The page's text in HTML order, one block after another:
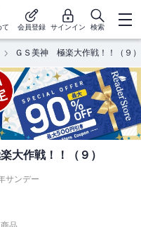
て 会員登録 サインイン 検索
ＧＳ美神 極楽大作戦！！（９）
大作戦！！（９）
サンデー